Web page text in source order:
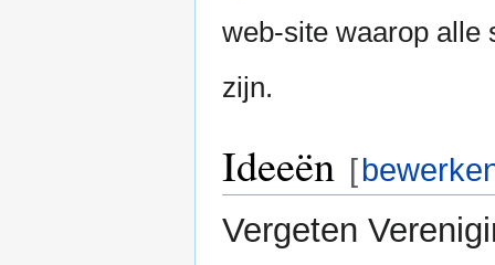
web-site waarop alle
zijn.
Ideeën [
Vergeten